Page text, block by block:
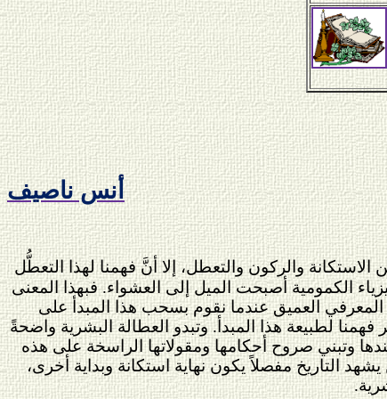
أنس ناصيف
والركون والتعطل، إلا أنَّ فهمنا لهذا التعطُّل
الكمومية أصبحت الميل إلى العشواء. فبهذا المعنى
المعرفي العميق عندما نقوم بسحب هذا المبدأ على
لطبيعة هذا المبدأ. وتبدو العطالة البشرية واضحةً
وتبني صروح أحكامها ومقولاتها الراسخة على هذه
التاريخ مفصلاً يكون نهاية استكانة وبداية أخرى،